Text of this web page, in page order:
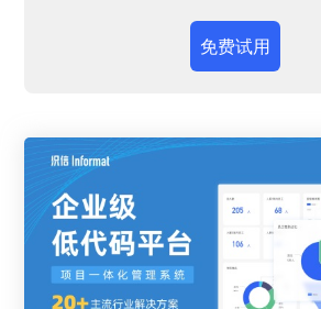
免费试用